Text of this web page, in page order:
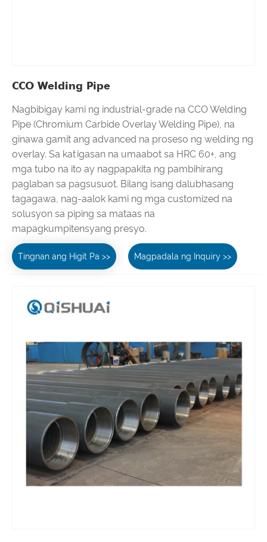
CCO Welding Pipe
Nagbibigay kami ng industrial-grade na CCO Welding
Pipe (Chromium Carbide Overlay Welding Pipe), na
ginawa gamit ang advanced na proseso ng welding ng
overlay. Sa katigasan na umaabot sa HRC 60+, ang
mga tubo na ito ay nagpapakita ng pambihirang
paglaban sa pagsusuot. Bilang isang dalubhasang
tagagawa, nag-aalok kami ng mga customized na
solusyon sa piping sa mataas na
mapagkumpitensyang presyo.
Tingnan ang Higit Pa >> Magpadala ng Inquiry >>